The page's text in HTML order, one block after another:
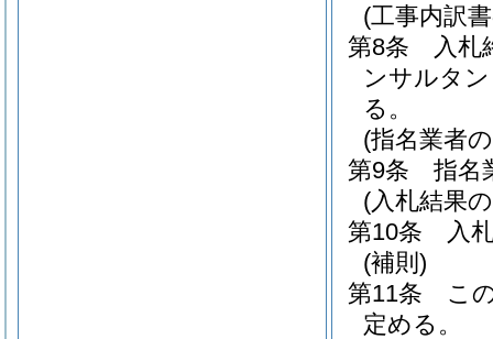
(工事内訳
第8条
入札
ンサルタ
る。
(指名業者
第9条
指名
(入札結果
第10条
入
(補則)
第11条
こ
定める。